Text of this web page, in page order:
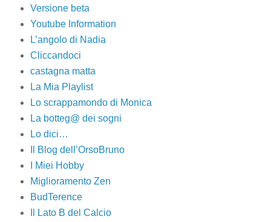
Versione beta
Youtube Information
L’angolo di Nadia
Cliccandoci
castagna matta
La Mia Playlist
Lo scrappamondo di Monica
La botteg@ dei sogni
Lo dici…
Il Blog dell’OrsoBruno
I Miei Hobby
Miglioramento Zen
BudTerence
Il Lato B del Calcio